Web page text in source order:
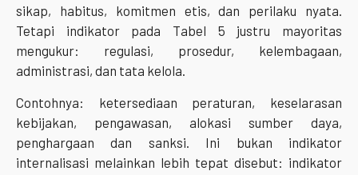
sikap, habitus, komitmen etis, dan perilaku nyata.
Tetapi indikator pada Tabel 5 justru mayoritas
mengukur: regulasi, prosedur, kelembagaan,
administrasi, dan tata kelola.
Contohnya: ketersediaan peraturan, keselarasan
kebijakan, pengawasan, alokasi sumber daya,
penghargaan dan sanksi. Ini bukan indikator
internalisasi melainkan lebih tepat disebut: indikator